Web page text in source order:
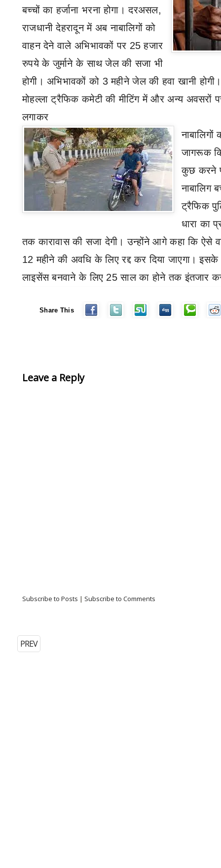
बच्चों का हर्जाना भरना होगा। दरअसल,
राजधानी देहरादून में अब नाबालिगों को
वाहन देने वाले अभिभावकों पर 25 हजार
रुपये के जुर्माने के साथ जेल की सजा भी
होगी। अभिभावकों को 3 महीने जेल की हवा खानी होगी।
मोहल्ला ट्रैफिक कमेटी की मीटिंग में और अन्य अवसरों
लगाकर
जागरूक
कुछ करने
नाबालिग
ट्रैफिक
धारा का
तक कारावास की सजा देगी। उन्होंने आगे कहा कि ऐसे
12 महीने की अवधि के लिए रद्द कर दिया जाएगा। इसके
लाइसेंस बनवाने के लिए 25 साल का होने तक इंतजार
Share This
Leave a Reply
Subscribe to Posts | Subscribe to Comments
PREV